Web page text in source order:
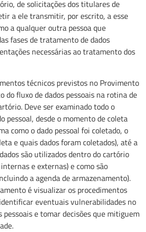
de solicitações dos titulares de
a ele transmitir, por escrito, a esse
a qualquer outra pessoa que
fases de tratamento de dados
necessárias ao tratamento dos
técnicos previstos no Provimento
do fluxo de dados pessoais na rotina de
Deve ser examinado todo o
pessoal, desde o momento de coleta
como o dado pessoal foi coletado, o
e quais dados foram coletados), até a
são utilizados dentro do cartório
e externas) e como são
a agenda de armazenamento).
é visualizar os procedimentos
eventuais vulnerabilidades no
e tomar decisões que mitiguem